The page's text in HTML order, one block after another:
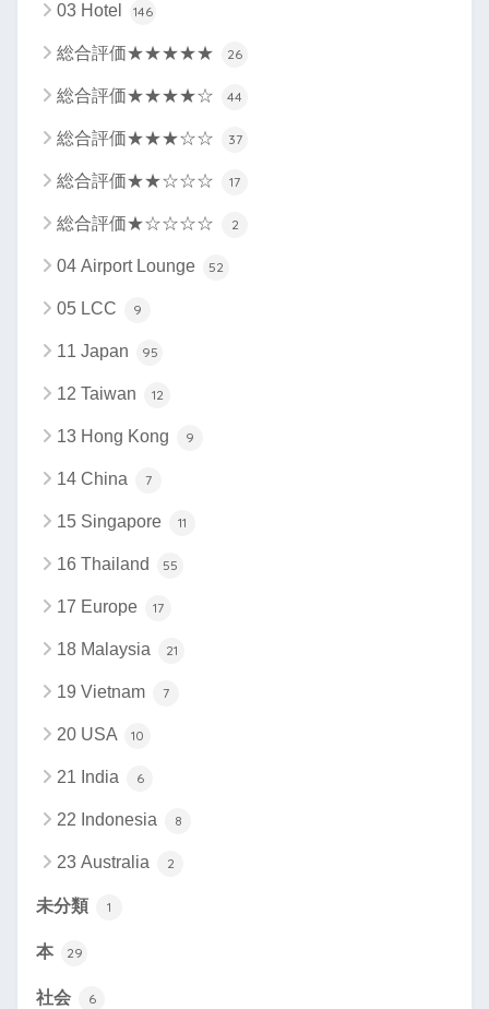
03 Hotel 146
総合評価★★★★★ 26
総合評価★★★★☆ 44
総合評価★★★☆☆ 37
総合評価★★☆☆☆ 17
総合評価★☆☆☆☆ 2
04 Airport Lounge 52
05 LCC 9
11 Japan 95
12 Taiwan 12
13 Hong Kong 9
14 China 7
15 Singapore 11
16 Thailand 55
17 Europe 17
18 Malaysia 21
19 Vietnam 7
20 USA 10
21 India 6
22 Indonesia 8
23 Australia 2
未分類 1
本 29
社会 6